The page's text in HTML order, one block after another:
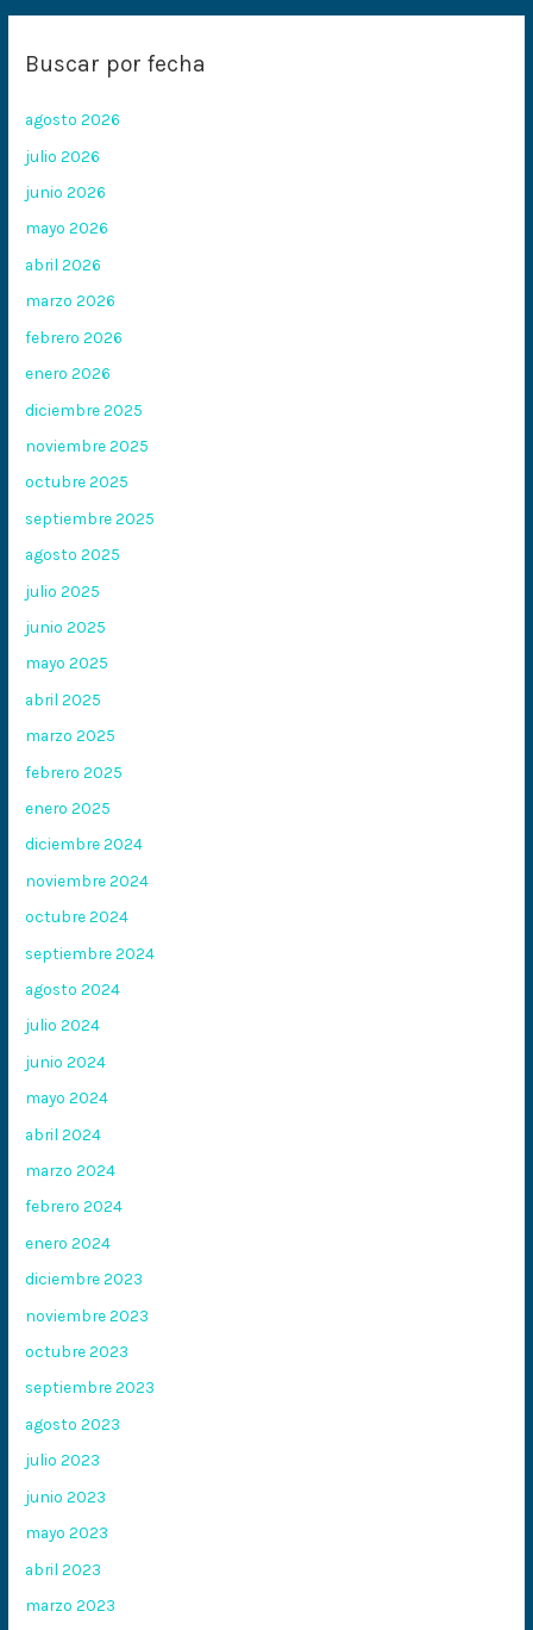
Buscar por fecha
agosto 2026
julio 2026
junio 2026
mayo 2026
abril 2026
marzo 2026
febrero 2026
enero 2026
diciembre 2025
noviembre 2025
octubre 2025
septiembre 2025
agosto 2025
julio 2025
junio 2025
mayo 2025
abril 2025
marzo 2025
febrero 2025
enero 2025
diciembre 2024
noviembre 2024
octubre 2024
septiembre 2024
agosto 2024
julio 2024
junio 2024
mayo 2024
abril 2024
marzo 2024
febrero 2024
enero 2024
diciembre 2023
noviembre 2023
octubre 2023
septiembre 2023
agosto 2023
julio 2023
junio 2023
mayo 2023
abril 2023
marzo 2023